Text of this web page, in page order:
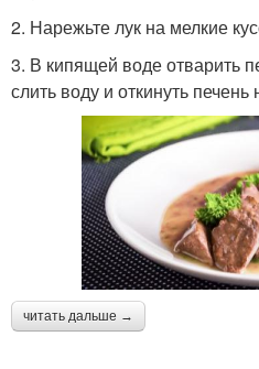
2. Нарежьте лук на мелкие
3. В кипящей воде отварить
слить воду и откинуть
читать дальше →